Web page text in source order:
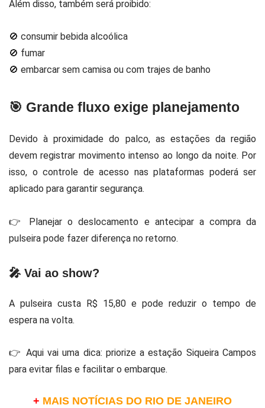
Além disso, também será proibido:
🚫 consumir bebida alcoólica
🚫 fumar
🚫 embarcar sem camisa ou com trajes de banho
🎯 Grande fluxo exige planejamento
Devido à proximidade do palco, as estações da região
devem registrar movimento intenso ao longo da noite. Por
isso, o controle de acesso nas plataformas poderá ser
aplicado para garantir segurança.
👉 Planejar o deslocamento e antecipar a compra da
pulseira pode fazer diferença no retorno.
🎤 Vai ao show?
A pulseira custa R$ 15,80 e pode reduzir o tempo de
espera na volta.
👉 Aqui vai uma dica: priorize a estação Siqueira Campos
para evitar filas e facilitar o embarque.
+ MAIS NOTÍCIAS DO RIO DE JANEIRO